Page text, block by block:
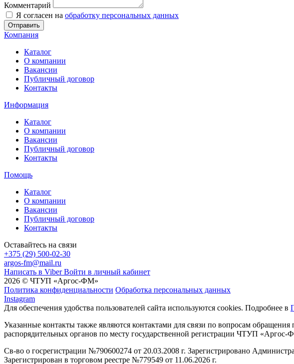
Комментарий
Я согласен на обработку персональных данных
Отправить
Компания
Каталог
О компании
Вакансии
Публичный договор
Контакты
Информация
Каталог
О компании
Вакансии
Публичный договор
Контакты
Помощь
Каталог
О компании
Вакансии
Публичный договор
Контакты
Оставайтесь на связи
+375 (29) 500-02-30
argos-fm@mail.ru
Написать в Viber Войти в личный кабинет
2026 © ЧТУП «Аргос-ФМ»
Политика конфиденциальности Обработка персональных данных
Instagram
Для обеспечения удобства пользователей сайта используются cookies. Подробнее в
Указанные контакты также являются контактами для связи по вопросам
распорядительных органов по месту государственной регистрации ЧТУП
Св-во о госрегистрации №790600274 от 20.03.2008 г. Зарегистрировано
Зарегистрирован в торговом реестре №779549 от 11.06.2026 г.